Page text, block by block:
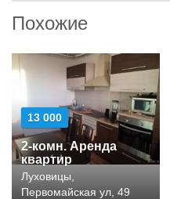
Похожие
13 000
2-комн. Аренда
квартир
Луховицы,
Первомайская ул, 49